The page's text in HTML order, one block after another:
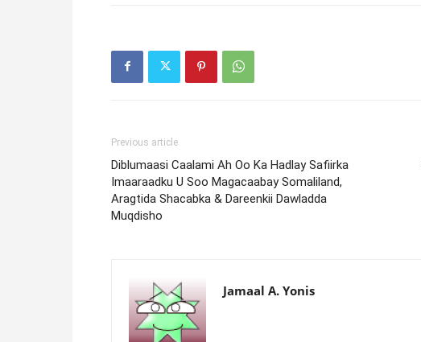
Previous article
Diblumaasi Caalami Ah Oo Ka Hadlay Safiirka
Imaaraadku U Soo Magacaabay Somaliland,
Aragtida Shacabka & Dareenkii Dawladda
Muqdisho
Jamaal A. Yonis